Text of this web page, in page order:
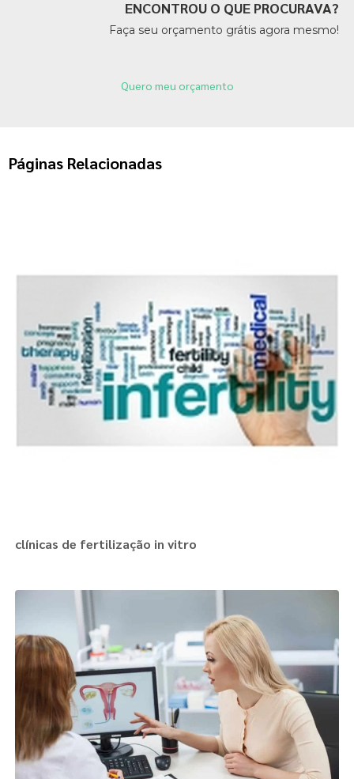
ENCONTROU O QUE PROCURAVA?
Faça seu orçamento grátis agora mesmo!
Quero meu orçamento
Páginas Relacionadas
clínicas de fertilização in vitro